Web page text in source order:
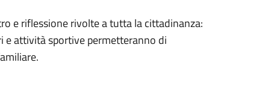
e riflessione rivolte a tutta la cittadinanza:
e attività sportive permetteranno di